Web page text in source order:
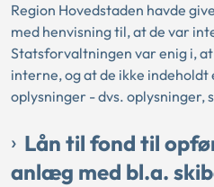
Region Hovedstaden havde
med henvisning til, at de var
Statsforvaltningen var enig i,
interne, og at de ikke
oplysninger - dvs. oplysninger,
Lån til fond til
anlæg med bl.a.